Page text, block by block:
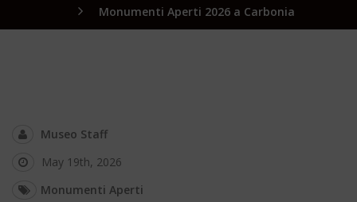
Monumenti Aperti 2026 a Carbonia
Museo Staff
May 19th, 2026
Monumenti Aperti